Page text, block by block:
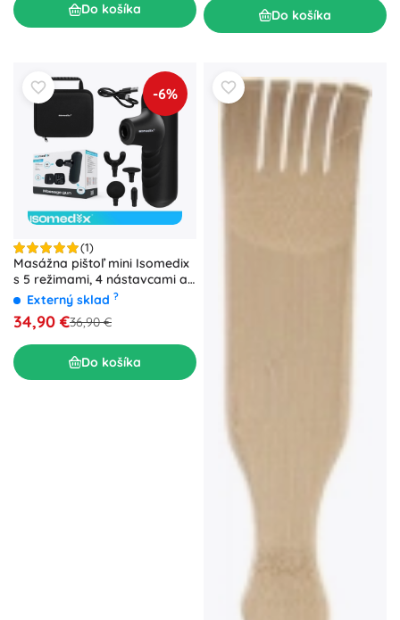
Do košíka Do košíka
-6%
(1)
Masážna pištoľ mini Isomedix
s 5 režimami, 4 nástavcami a
puzdrom
Externý sklad ?
34,90 €36,90 €
Do košíka